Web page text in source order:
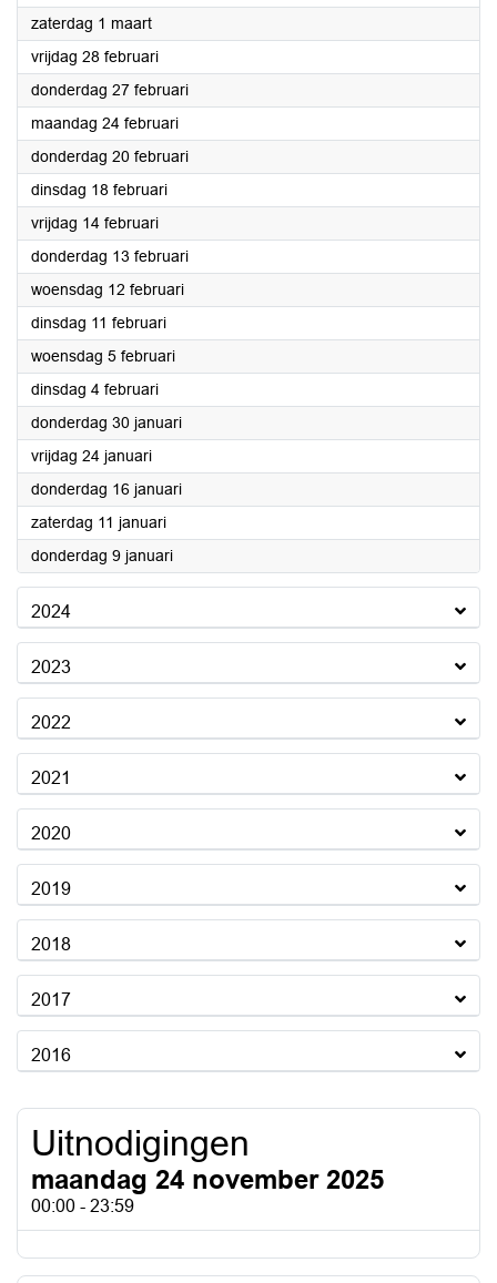
zaterdag 1 maart2025
vrijdag 28 februari2025
donderdag 27 februari2025
maandag 24 februari2025
donderdag 20 februari2025
dinsdag 18 februari2025
vrijdag 14 februari2025
donderdag 13 februari2025
woensdag 12 februari2025
dinsdag 11 februari2025
woensdag 5 februari2025
dinsdag 4 februari2025
donderdag 30 januari2025
vrijdag 24 januari2025
donderdag 16 januari2025
zaterdag 11 januari2025
donderdag 9 januari2025
2024
2023
2022
2021
2020
2019
2018
2017
2016
Uitnodigingen
maandag 24 november 2025
00:00 - 23:59